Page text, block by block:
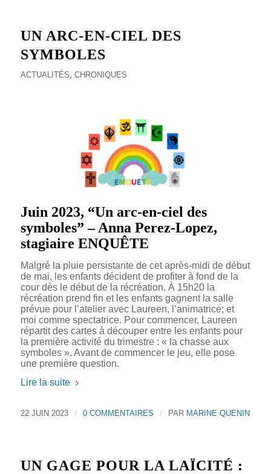
UN ARC-EN-CIEL DES
SYMBOLES
ACTUALITÉS, CHRONIQUES
Juin 2023, “Un arc-en-ciel des
symboles” – Anna Perez-Lopez,
stagiaire ENQUÊTE
Malgré la pluie persistante de cet après-midi de début
de mai, les enfants décident de profiter à fond de la
cour dès le début de la récréation. À 15h20 la
récréation prend fin et les enfants gagnent la salle
prévue pour l’atelier avec Laureen, l’animatrice; et
moi comme spectatrice. Pour commencer, Laureen
répartit des cartes à découper entre les enfants pour
la première activité du trimestre : « la chasse aux
symboles ». Avant de commencer le jeu, elle pose
une première question.
Lire la suite
22 JUIN 2023 / 0 COMMENTAIRES / PAR MARINE QUENIN
UN GAGE POUR LA LAÏCITÉ :